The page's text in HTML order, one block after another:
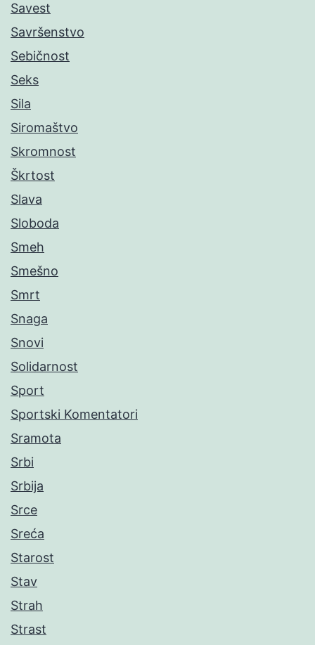
Savest
Savršenstvo
Sebičnost
Seks
Sila
Siromaštvo
Skromnost
Škrtost
Slava
Sloboda
Smeh
Smešno
Smrt
Snaga
Snovi
Solidarnost
Sport
Sportski Komentatori
Sramota
Srbi
Srbija
Srce
Sreća
Starost
Stav
Strah
Strast